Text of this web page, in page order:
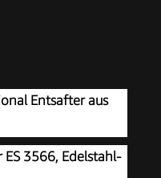
Entsafter aus
ES 3566, Edelstahl-